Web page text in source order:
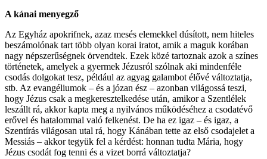
A kánai menyegző
Az Egyház apokrifnek, azaz mesés elemekkel dúsított, nem hiteles
beszámolónak tart több olyan korai iratot, amik a maguk korában
nagy népszerűségnek örvendtek. Ezek közé tartoznak azok a színes
történetek, amelyek a gyermek Jézusról szólnak aki mindenféle
csodás dolgokat tesz, például az agyag galambot élővé változtatja,
stb. Az evangéliumok – és a józan ész – azonban világossá teszi,
hogy Jézus csak a megkeresztelkedése után, amikor a Szentlélek
leszállt rá, akkor kapta meg a nyilvános működéséhez a csodatévő
erővel és hatalommal való felkenést. De ha ez igaz – és igaz, a
Szentírás világosan utal rá, hogy Kánában tette az első csodajelet a
Messiás – akkor tegyük fel a kérdést: honnan tudta Mária, hogy
Jézus csodát fog tenni és a vizet borrá változtatja?